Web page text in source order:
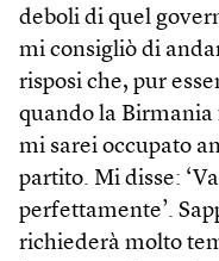
deboli di quel
mi consigliò di
risposi che, pur
quando la Birmania
mi sarei occupato
partito. Mi disse:
perfettamente’.
richiederà molto